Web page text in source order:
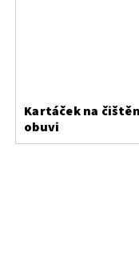
Kartáček na
obuvi